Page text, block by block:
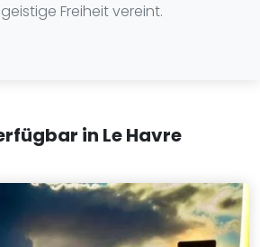
Freiheit vereint.
in Le Havre